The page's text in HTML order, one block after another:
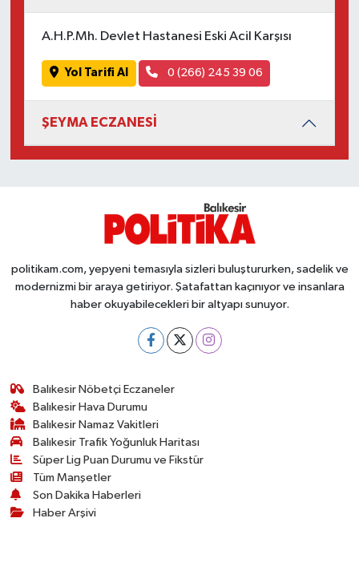
A.H.P.Mh. Devlet Hastanesi Eski Acil Karşısı
Yol Tarifi Al 0 (266) 245 39 06
ŞEYMA ECZANESİ
politikam.com, yepyeni temasıyla sizleri buluştururken, sadelik ve
modernizmi bir araya getiriyor. Şatafattan kaçınıyor ve insanlara
haber okuyabilecekleri bir altyapı sunuyor.
Balıkesir Nöbetçi Eczaneler
Balıkesir Hava Durumu
Balıkesir Namaz Vakitleri
Balıkesir Trafik Yoğunluk Haritası
Süper Lig Puan Durumu ve Fikstür
Tüm Manşetler
Son Dakika Haberleri
Haber Arşivi
SEYAHAT
SİYASET
TARİHTE BUGÜN
TÜRKİYE
VİZYONDAKİLER
YAŞAM